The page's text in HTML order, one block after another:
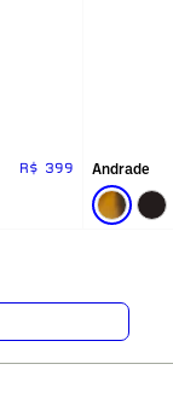
R$ 399 Andrade